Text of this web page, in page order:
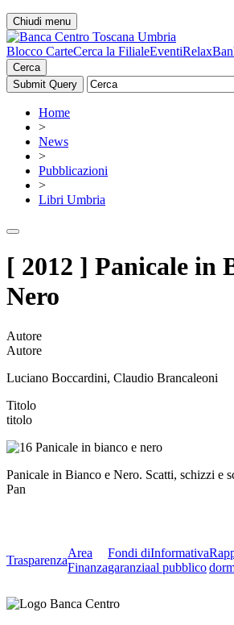
Chiudi menu
Blocco CarteCerca la FilialeEventi
Cerca
Home
>
News
>
Pubblicazioni
>
Libri Umbria
[ 2012 ] Panicale in
Nero
Autore
Autore
Luciano Boccardini, Claudio Brancaleoni
Titolo
titolo
Panicale in Bianco e Nero. Scatti, schizzi e
Pan
Trasparenza
Area
Finanza
Fondi di
garanzia
Informativa
al pubblico